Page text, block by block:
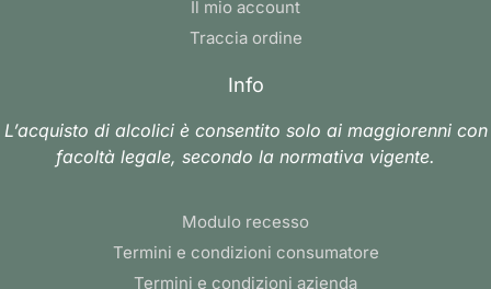
Il mio account
Traccia ordine
Info
L’acquisto di alcolici è consentito solo ai maggiorenni con
facoltà legale, secondo la normativa vigente.
Modulo recesso
Termini e condizioni consumatore
Termini e condizioni azienda